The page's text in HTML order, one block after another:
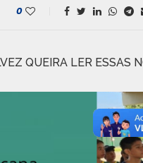
0
QUEIRA LER ESSAS